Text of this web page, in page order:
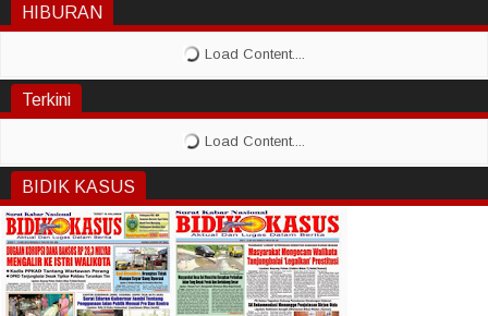
HIBURAN
Terkini
BIDIK KASUS